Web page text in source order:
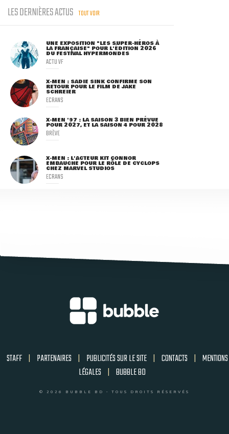
LES DERNIÈRES ACTUS TOUT VOIR
UNE EXPOSITION "LES SUPER-HÉROS À
LA FRANÇAISE" POUR L'ÉDITION 2026
DU FESTIVAL HYPERMONDES
ACTU VF
X-MEN : SADIE SINK CONFIRME SON
RETOUR POUR LE FILM DE JAKE
SCHREIER
ECRANS
X-MEN '97 : LA SAISON 3 BIEN PRÉVUE
POUR 2027, ET LA SAISON 4 POUR 2028
BRÈVE
X-MEN : L'ACTEUR KIT CONNOR
EMBAUCHÉ POUR LE RÔLE DE CYCLOPS
CHEZ MARVEL STUDIOS
ECRANS
STAFF | PARTENAIRES | PUBLICITÉS SUR LE SITE | CONTACTS | MENTIONS
LÉGALES | BUBBLE BD
© 2026 BUBBLE BD - TOUS DROITS RÉSERVÉS